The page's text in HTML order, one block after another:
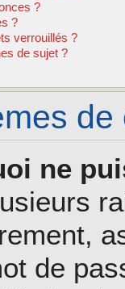
?
?
verrouillés ?
de sujet ?
de
ne
de